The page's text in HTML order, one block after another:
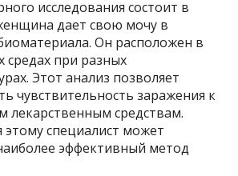
исследования состоит в
дает свою мочу в
Он расположен в
средах при разных
Этот анализ позволяет
чувствительность заражения к
лекарственным средствам.
этому специалист может
эффективный метод